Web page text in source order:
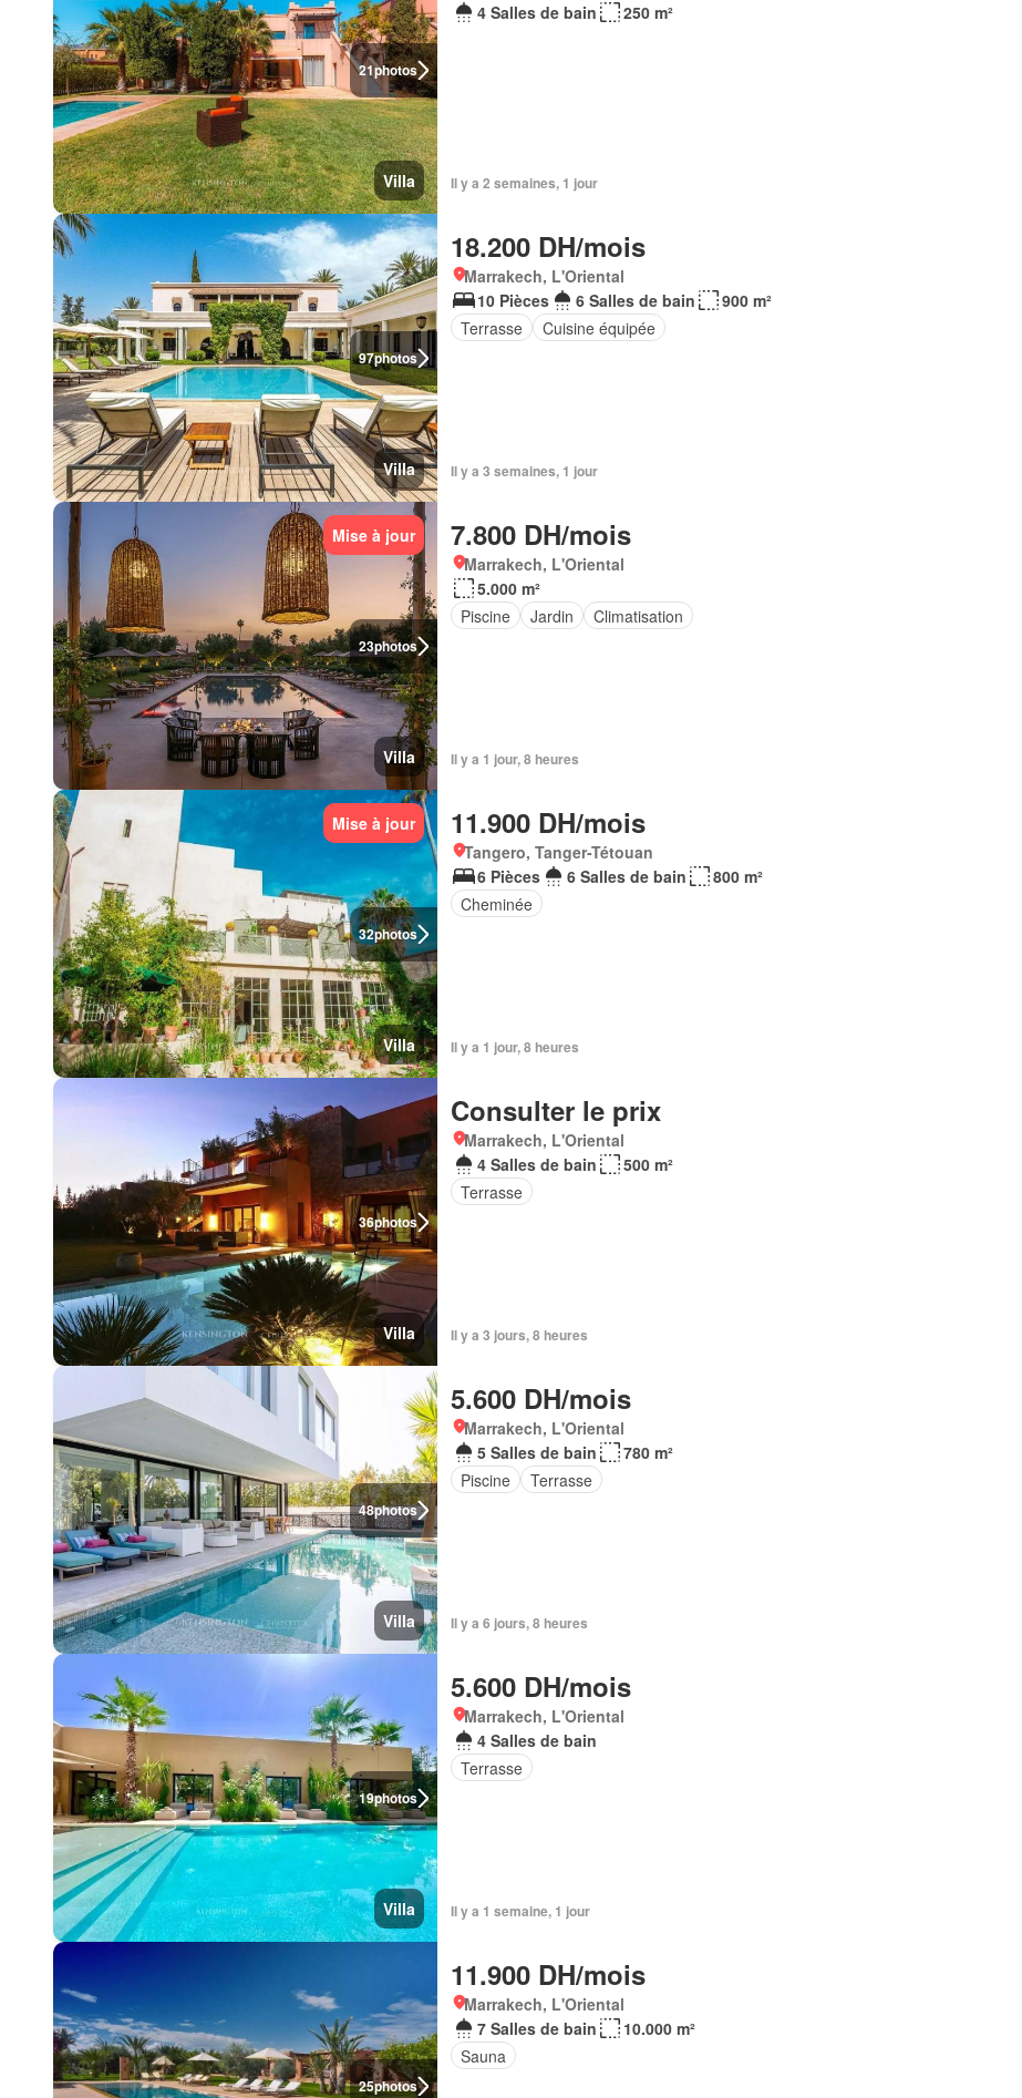
21photos
Villa
4 Salles de bain
250 m²
Il y a 2 semaines, 1 jour
97photos
Villa
18.200 DH/mois
Marrakech, L'Oriental
10 Pièces
6 Salles de bain
900 m²
Terrasse
Cuisine équipée
Il y a 3 semaines, 1 jour
23photos
Mise à jour
Villa
7.800 DH/mois
Marrakech, L'Oriental
5.000 m²
Piscine
Jardin Climatisation
Il y a 1 jour, 8 heures
32photos
Mise à jour
Villa
11.900 DH/mois
Tangero, Tanger-Tétouan
6 Pièces
6 Salles de bain
800 m²
Cheminée
Il y a 1 jour, 8 heures
36photos
Villa
Consulter le prix
Marrakech, L'Oriental
4 Salles de bain
500 m²
Terrasse
Il y a 3 jours, 8 heures
48photos
Villa
5.600 DH/mois
Marrakech, L'Oriental
5 Salles de bain
780 m²
Piscine
Terrasse
Il y a 6 jours, 8 heures
19photos
Villa
5.600 DH/mois
Marrakech, L'Oriental
4 Salles de bain
Terrasse
Il y a 1 semaine, 1 jour
25photos
11.900 DH/mois
Marrakech, L'Oriental
7 Salles de bain
10.000 m²
Sauna